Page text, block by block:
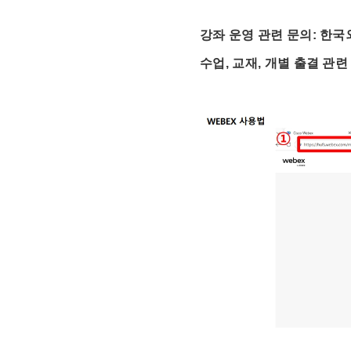
강좌 운영 관련 문의: 한
수업, 교재, 개별 출결 관